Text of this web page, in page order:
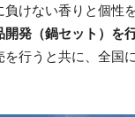
けない香りと個性を
発（鍋セット）を行
行うと共に、全国